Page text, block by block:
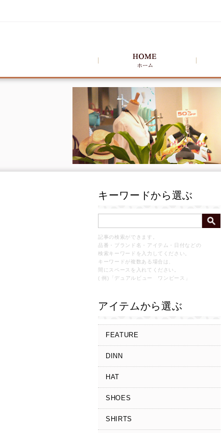
キーワードから選ぶ
記事の検索ができます。
品番・ブランド名・アイテム・日付などの
検索キーワードを入力してください。
キーワードが複数ある場合は、
間にスペースを入れてください。
( 例)「デュアルビュー ワンピース」
アイテムから選ぶ
FEATURE
DINN
HAT
SHOES
SHIRTS